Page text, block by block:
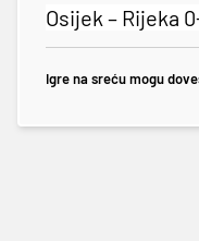
Osijek – Rijeka
Igre na sreću mogu